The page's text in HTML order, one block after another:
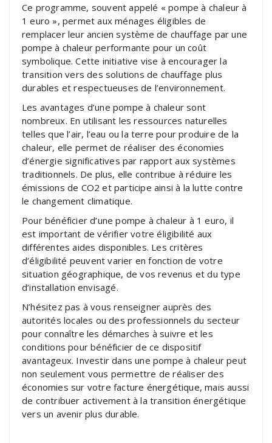
Ce programme, souvent appelé « pompe à chaleur à
1 euro », permet aux ménages éligibles de
remplacer leur ancien système de chauffage par une
pompe à chaleur performante pour un coût
symbolique. Cette initiative vise à encourager la
transition vers des solutions de chauffage plus
durables et respectueuses de l’environnement.
Les avantages d’une pompe à chaleur sont
nombreux. En utilisant les ressources naturelles
telles que l’air, l’eau ou la terre pour produire de la
chaleur, elle permet de réaliser des économies
d’énergie significatives par rapport aux systèmes
traditionnels. De plus, elle contribue à réduire les
émissions de CO2 et participe ainsi à la lutte contre
le changement climatique.
Pour bénéficier d’une pompe à chaleur à 1 euro, il
est important de vérifier votre éligibilité aux
différentes aides disponibles. Les critères
d’éligibilité peuvent varier en fonction de votre
situation géographique, de vos revenus et du type
d’installation envisagé.
N’hésitez pas à vous renseigner auprès des
autorités locales ou des professionnels du secteur
pour connaître les démarches à suivre et les
conditions pour bénéficier de ce dispositif
avantageux. Investir dans une pompe à chaleur peut
non seulement vous permettre de réaliser des
économies sur votre facture énergétique, mais aussi
de contribuer activement à la transition énergétique
vers un avenir plus durable.